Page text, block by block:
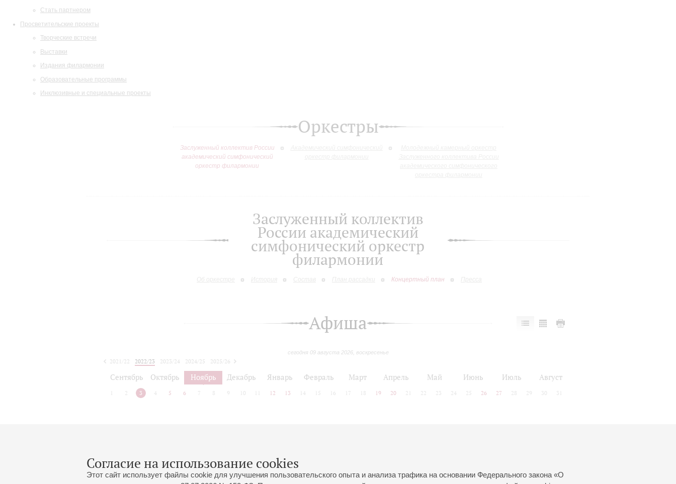
Стать партнером
Просветительские проекты
Творческие встречи
Выставки
Издания филармонии
Образовательные программы
Инклюзивные и специальные проекты
Согласие на использование cookies
Этот сайт использует файлы cookie для улучшения пользовательского опыта и анализа трафика на основании Федерального закона «О
Оркестры
Заслуженный коллектив России
академический симфонический
оркестр филармонии
Заслуженный коллектив
России академический
симфонический оркестр
филармонии
Об оркестре История Состав План рассадки Концертный план Пресса
Афиша
сегодня 09 августа 2026, воскресенье
2021/22 2022/23 2023/24 2024/25
2025/26
Сентябрь Октябрь Ноябрь Декабрь Январь Февраль Март Апрель Май Июнь Июль Август
2 3 4 5 6 7 8 9 10 12 13 14 15 16 17 18 19 20 21 22 23 24 25 26 27 28 29 30 31